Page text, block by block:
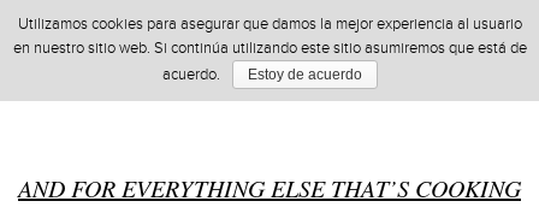
AND FOR EVERYTHING ELSE THAT’S COOKING
Utilizamos cookies para asegurar que damos la mejor experiencia al usuario
en nuestro sitio web. Si continúa utilizando este sitio asumiremos que está de
acuerdo.
Estoy de acuerdo